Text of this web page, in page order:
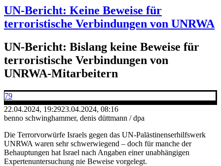
UN-Bericht: Keine Beweise für
terroristische Verbindungen von UNRWA
UN-Bericht: Bislang keine Beweise für
terroristische Verbindungen von
UNRWA-Mitarbeitern
79
22.04.2024, 19:2923.04.2024, 08:16
benno schwinghammer, denis düttmann / dpa
Die Terrorvorwürfe Israels gegen das UN-Palästinenserhilfswerk
UNRWA waren sehr schwerwiegend – doch für manche der
Behauptungen hat Israel nach Angaben einer unabhängigen
Expertenuntersuchung nie Beweise vorgelegt.